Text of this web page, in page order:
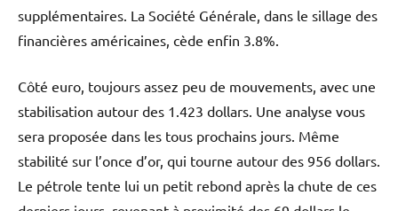
supplémentaires. La Société Générale, dans le sillage des
financières américaines, cède enfin 3.8%.
Côté euro, toujours assez peu de mouvements, avec une
stabilisation autour des 1.423 dollars. Une analyse vous
sera proposée dans les tous prochains jours. Même
stabilité sur l’once d’or, qui tourne autour des 956 dollars.
Le pétrole tente lui un petit rebond après la chute de ces